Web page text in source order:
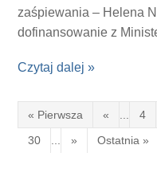
zaśpiewania – Helena
dofinansowanie z
Czytaj dalej »
« Pierwsza « 4
30
» Ostatnia »